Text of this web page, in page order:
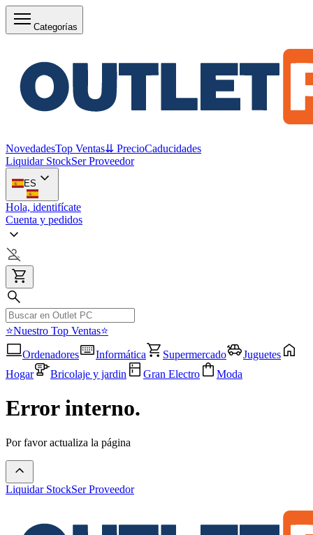
Categorías
NovedadesTop Ventas⇊ PrecioCaducidades
Liquidar StockSer Proveedor
ES
Hola, identifícate
Cuenta y pedidos
⭐Nuestro Top Ventas⭐
Ordenadores
Informática Supermercado
Juguetes
Hogar
Bricolaje y jardin Gran Electro Moda
Error interno.
Por favor actualiza la página
Liquidar StockSer Proveedor